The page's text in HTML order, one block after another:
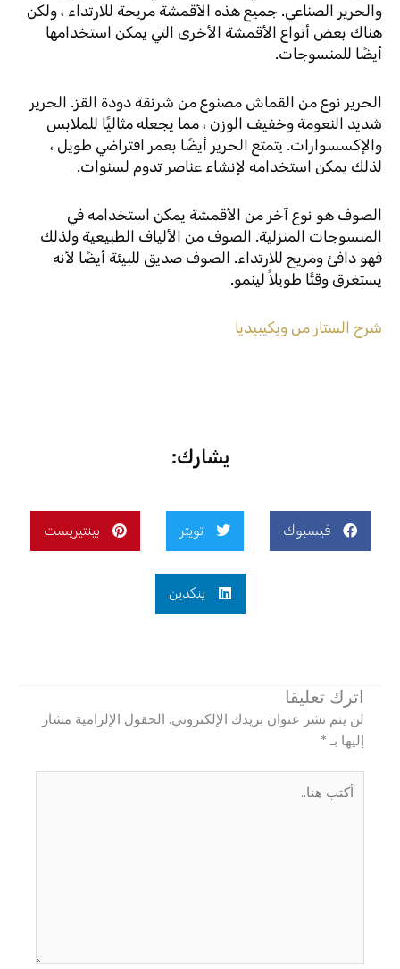
والحرير الصناعي. جميع هذه الأقمشة مريحة للارتداء ، ولكن
هناك بعض أنواع الأقمشة الأخرى التي يمكن استخدامها
أيضًا للمنسوجات.
الحرير نوع من القماش مصنوع من شرنقة دودة القز. الحرير
شديد النعومة وخفيف الوزن ، مما يجعله مثاليًا للملابس
والإكسسوارات. يتمتع الحرير أيضًا بعمر افتراضي طويل ،
لذلك يمكن استخدامه لإنشاء عناصر تدوم لسنوات.
الصوف هو نوع آخر من الأقمشة يمكن استخدامه في
المنسوجات المنزلية. الصوف من الألياف الطبيعية ولذلك
فهو دافئ ومريح للارتداء. الصوف صديق للبيئة أيضًا لأنه
يستغرق وقتًا طويلاً لينمو.
شرح الستار من ويكيبيديا
يشارك:
فيسبوك تويتر بينتيريست
ينكدين
اترك تعليقا
لن يتم نشر عنوان بريدك الإلكتروني. الحقول الإلزامية مشار
إليها بـ *
أكتب
هنا..